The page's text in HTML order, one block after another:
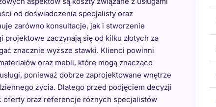
od doświadczenia specjalisty oraz
zarówno konsultacje, jak i stworzenie
zaczynają się od kilku złotych za
znacznie wyższe stawki. Klienci powinni
oraz mebli, które mogą znacząco
ponieważ dobrze zaprojektowane wnętrze
życia. Dlatego przed podjęciem decyzji
oferty oraz referencje różnych specjalistów